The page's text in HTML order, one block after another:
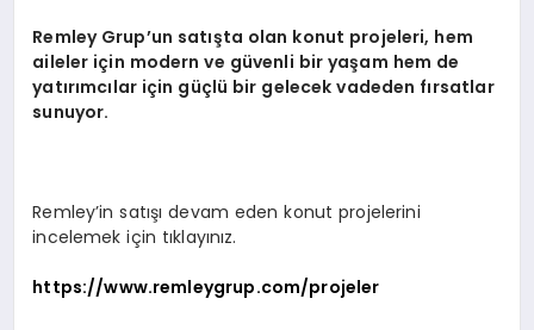
Remley Grup’un satışta olan konut projeleri, hem
aileler için modern ve güvenli bir yaşam hem de
yatırımcılar için güçlü bir gelecek vadeden fırsatlar
sunuyor.
Remley’in satışı devam eden konut projelerini
incelemek için tıklayınız.
https://www.remleygrup.com/projeler